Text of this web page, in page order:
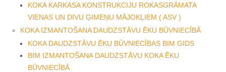
KOKA KARKASA KONSTRUKCIJU ROKASGRĀMATA
VIENAS UN DIVU ĢIMEŅU MĀJOKĻIEM ( ASV )
KOKA IZMANTOŠANA DAUDZSTĀVU ĒKU BŪVNIECĪBĀ
KOKA DAUDZSTĀVU ĒKU BŪVNIECĪBAS BIM GIDS
BIM IZMANTOŠANA DAUDZSTĀVU KOKA ĒKU
BŪVNIECĪBĀ